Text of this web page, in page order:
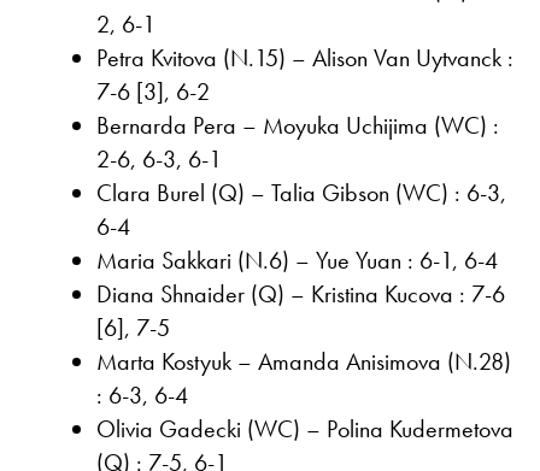
2, 6-1
Petra Kvitova (N.15) – Alison Van Uytvanck :
7-6 [3], 6-2
Bernarda Pera – Moyuka Uchijima (WC) :
2-6, 6-3, 6-1
Clara Burel (Q) – Talia Gibson (WC) : 6-3,
6-4
Maria Sakkari (N.6) – Yue Yuan : 6-1, 6-4
Diana Shnaider (Q) – Kristina Kucova : 7-6
[6], 7-5
Marta Kostyuk – Amanda Anisimova (N.28)
: 6-3, 6-4
Olivia Gadecki (WC) – Polina Kudermetova
(Q) : 7-5, 6-1